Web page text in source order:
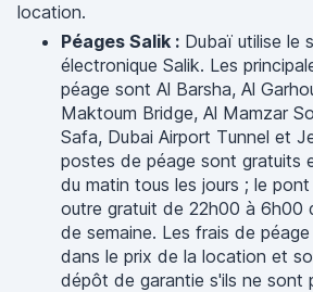
location.
Péages Salik : Dubaï utilise le
électronique Salik. Les
péage sont Al Barsha, Al
Maktoum Bridge, Al Mamzar
Safa, Dubai Airport Tunnel et
postes de péage sont gratuits
du matin tous les jours ; le
outre gratuit de 22h00 à 6h00
de semaine. Les frais de
dans le prix de la location et
dépôt de garantie s'ils ne sont